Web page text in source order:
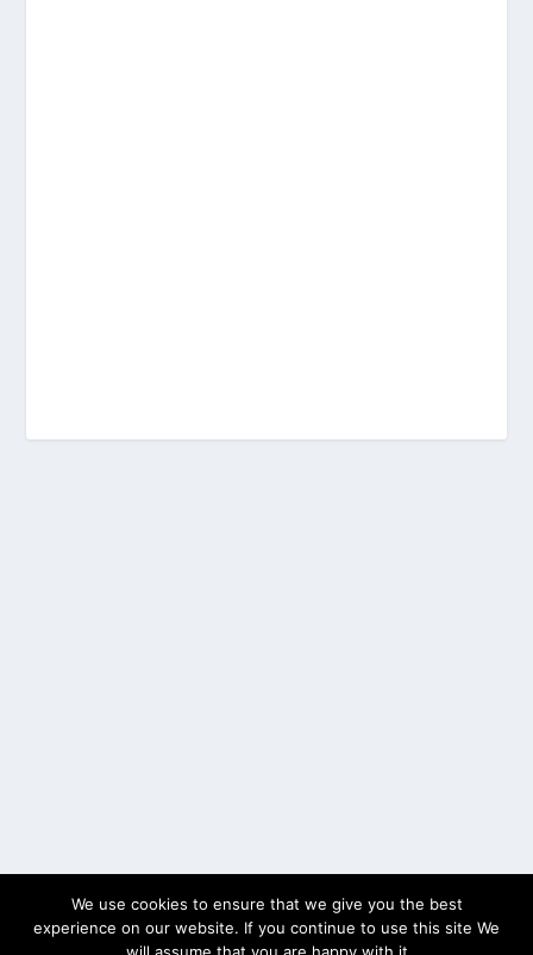
We use cookies to ensure that we give you the best
experience on our website. If you continue to use this site We